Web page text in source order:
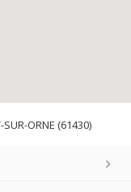
SUR-ORNE (61430)